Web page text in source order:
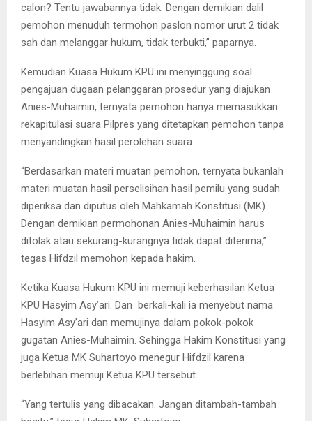
calon? Tentu jawabannya tidak. Dengan demikian dalil
pemohon menuduh termohon paslon nomor urut 2 tidak
sah dan melanggar hukum, tidak terbukti,” paparnya.
Kemudian Kuasa Hukum KPU ini menyinggung soal
pengajuan dugaan pelanggaran prosedur yang diajukan
Anies-Muhaimin, ternyata pemohon hanya memasukkan
rekapitulasi suara Pilpres yang ditetapkan pemohon tanpa
menyandingkan hasil perolehan suara.
“Berdasarkan materi muatan pemohon, ternyata bukanlah
materi muatan hasil perselisihan hasil pemilu yang sudah
diperiksa dan diputus oleh Mahkamah Konstitusi (MK).
Dengan demikian permohonan Anies-Muhaimin harus
ditolak atau sekurang-kurangnya tidak dapat diterima,”
tegas Hifdzil memohon kepada hakim.
Ketika Kuasa Hukum KPU ini memuji keberhasilan Ketua
KPU Hasyim Asy’ari. Dan berkali-kali ia menyebut nama
Hasyim Asy’ari dan memujinya dalam pokok-pokok
gugatan Anies-Muhaimin. Sehingga Hakim Konstitusi yang
juga Ketua MK Suhartoyo menegur Hifdzil karena
berlebihan memuji Ketua KPU tersebut.
“Yang tertulis yang dibacakan. Jangan ditambah-tambah